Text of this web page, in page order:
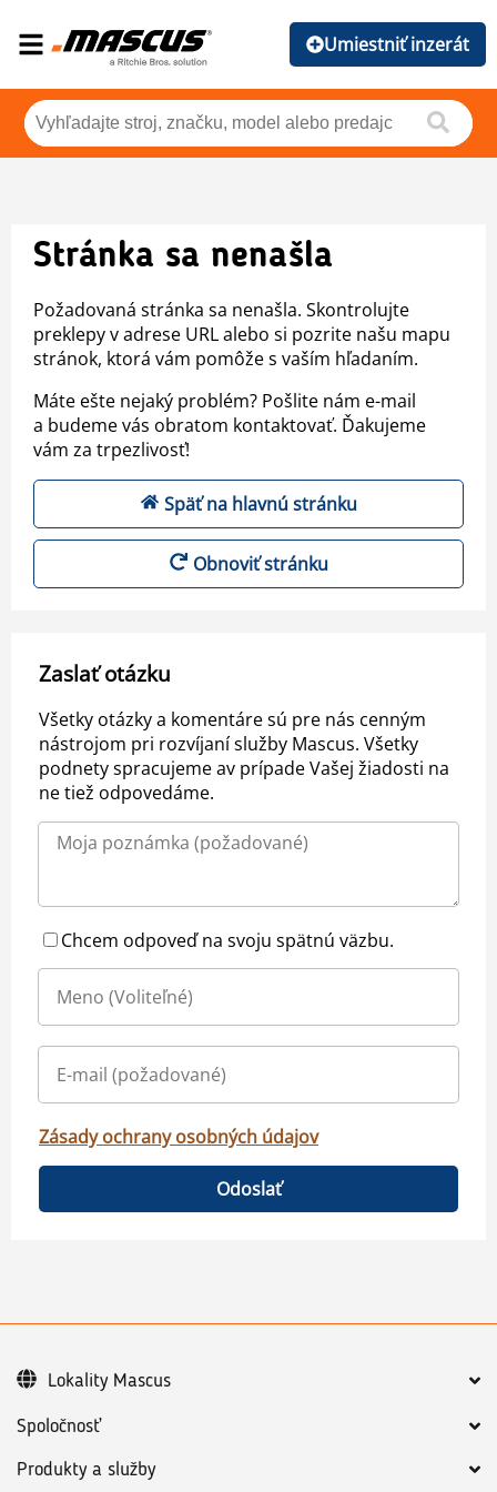
Umiestniť inzerát
Stránka sa nenašla
Požadovaná stránka sa nenašla. Skontrolujte
preklepy v adrese URL alebo si pozrite našu mapu
stránok, ktorá vám pomôže s vaším hľadaním.
Máte ešte nejaký problém? Pošlite nám e-mail
a budeme vás obratom kontaktovať. Ďakujeme
vám za trpezlivosť!
Späť na hlavnú stránku
Obnoviť stránku
Zaslať otázku
Všetky otázky a komentáre sú pre nás cenným
nástrojom pri rozvíjaní služby Mascus. Všetky
podnety spracujeme av prípade Vašej žiadosti na
ne tiež odpovedáme.
Chcem odpoveď na svoju spätnú väzbu.
Zásady ochrany osobných údajov
Odoslať
Spoločnosť
Produkty a služby
Lokality Mascus